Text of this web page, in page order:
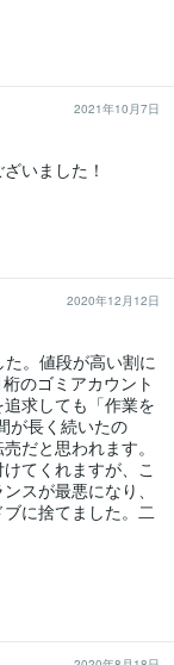
2021年10月7日
いました！
2020年12月12日
。値段が高い割に
のゴミアカウント
求しても「作業を
が長く続いたの
だと思われます。
てくれますが、こ
スが最悪になり、
に捨てました。二